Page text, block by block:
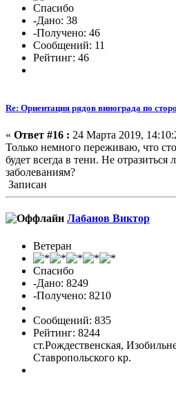
Спасибо
-Дано: 38
-Получено: 46
Сообщений: 11
Рейтинг: 46
Re: Ориентация рядов винограда по
« Ответ #16 : 24 Марта 2019,
Только немного переживаю, что
будет всегда в тени. Не отразиться
заболеваниям?
Записан
Лабанов Виктор
Ветеран
Спасибо
-Дано: 8249
-Получено: 8210
Сообщений: 835
Рейтинг: 8244
ст.Рождественская,
Ставропольского кр.